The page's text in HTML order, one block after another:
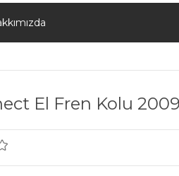
El Fren Kolu